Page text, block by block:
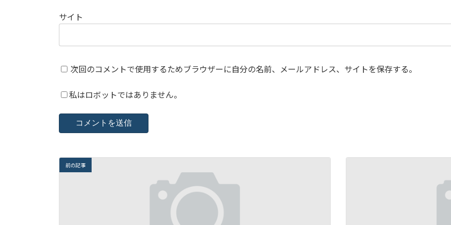
サイト
次回のコメントで使用するためブラウザーに自分の名前、メールアドレス、サイトを保存する。
私はロボットではありません。
前の記事